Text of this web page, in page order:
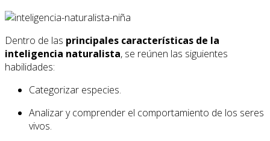
Dentro de las principales características de la
inteligencia naturalista, se reúnen las siguientes
habilidades:
Categorizar especies.
Analizar y comprender el comportamiento de los seres
vivos.